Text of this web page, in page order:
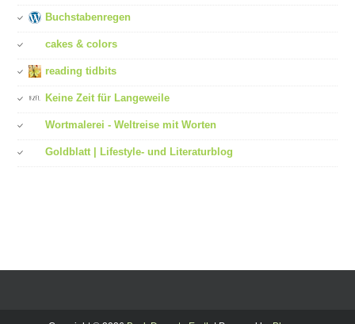
Buchstabenregen
cakes & colors
reading tidbits
Keine Zeit für Langeweile
Wortmalerei - Weltreise mit Worten
Goldblatt | Lifestyle- und Literaturblog